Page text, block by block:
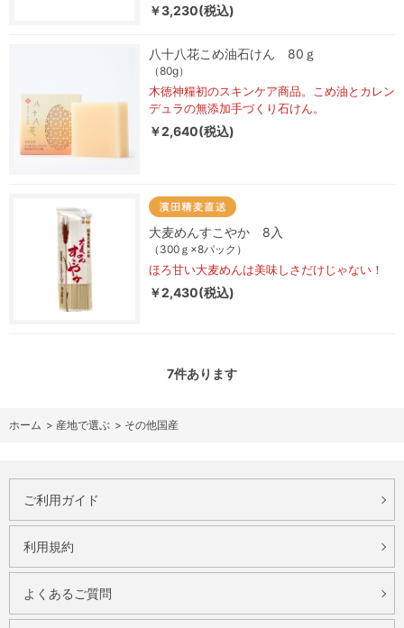
￥3,230(税込)
八十八花こめ油石けん 80ｇ
（80g）
木徳神糧初のスキンケア商品。こめ油とカレン
デュラの無添加手づくり石けん。
￥2,640(税込)
大麦めんすこやか 8入
（300ｇ×8パック）
ほろ甘い大麦めんは美味しさだけじゃない！
￥2,430(税込)
7件あります
ホーム > 産地で選ぶ > その他国産
ご利用ガイド
利用規約
よくあるご質問